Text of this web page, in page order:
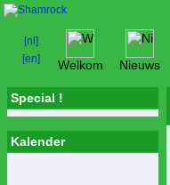
Welkom Nieuws
Special !
Kalender